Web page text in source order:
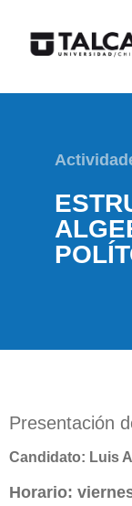
Presentación
Candidato: Luis
Horario: